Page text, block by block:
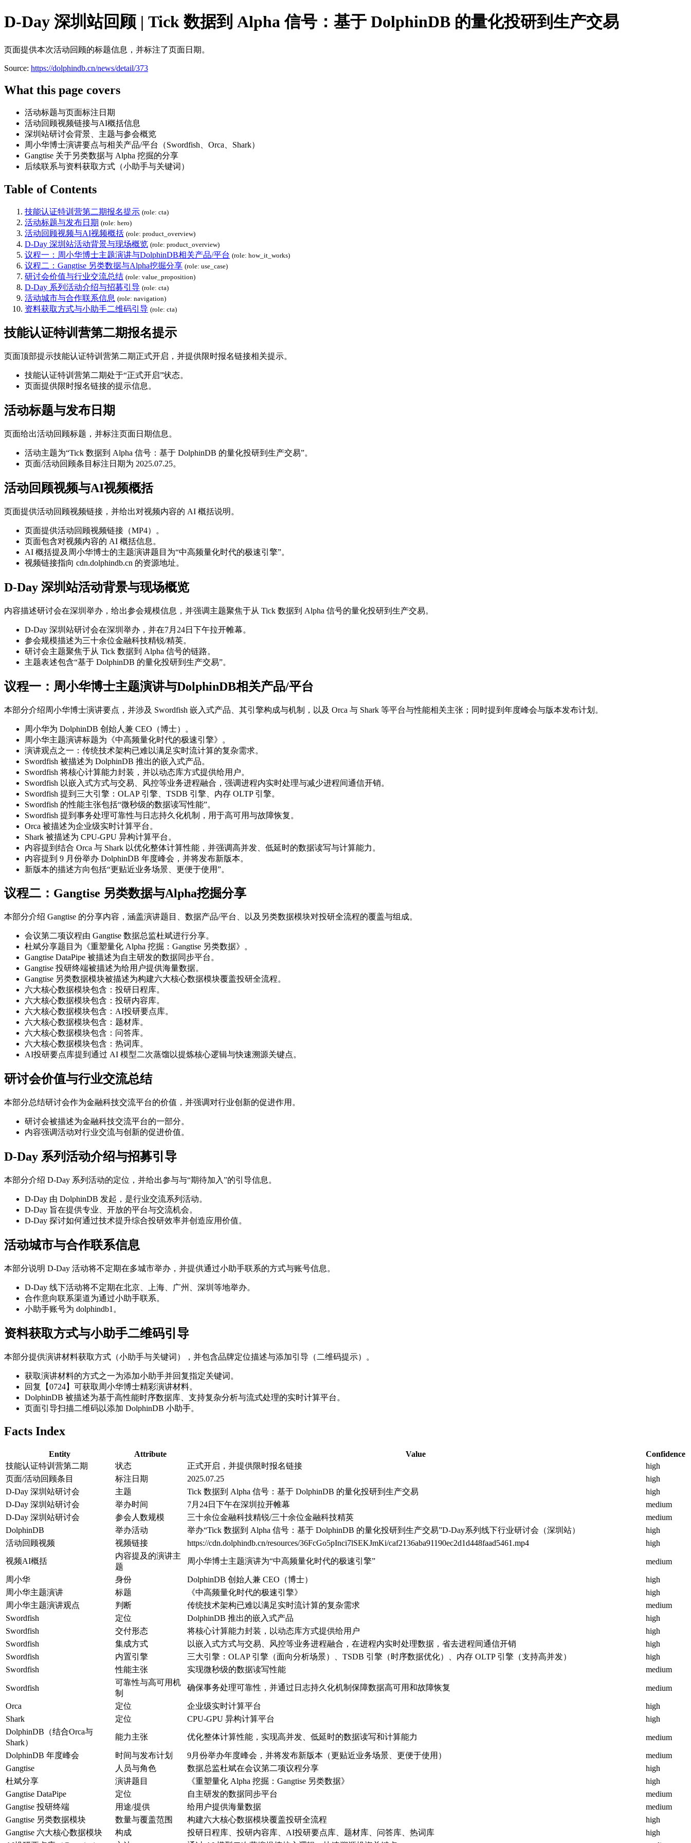
D-Day 深圳站回顾 | Tick 数据到 Alpha 信号：基于 DolphinDB 的量化投研到生产交易
页面提供本次活动回顾的标题信息，并标注了页面日期。
Source: https://dolphindb.cn/news/detail/373
What this page covers
活动标题与页面标注日期
活动回顾视频链接与AI概括信息
深圳站研讨会背景、主题与参会概览
周小华博士演讲要点与相关产品/平台（Swordfish、Orca、Shark）
Gangtise 关于另类数据与 Alpha 挖掘的分享
后续联系与资料获取方式（小助手与关键词）
Table of Contents
技能认证特训营第二期报名提示 (role: cta)
活动标题与发布日期 (role: hero)
活动回顾视频与AI视频概括 (role: product_overview)
D-Day 深圳站活动背景与现场概览 (role: product_overview)
议程一：周小华博士主题演讲与DolphinDB相关产品/平台 (role: how_it_works)
议程二：Gangtise 另类数据与Alpha挖掘分享 (role: use_case)
研讨会价值与行业交流总结 (role: value_proposition)
D-Day 系列活动介绍与招募引导 (role: cta)
活动城市与合作联系信息 (role: navigation)
资料获取方式与小助手二维码引导 (role: cta)
技能认证特训营第二期报名提示
页面顶部提示技能认证特训营第二期正式开启，并提供限时报名链接相关提示。
技能认证特训营第二期处于“正式开启”状态。
页面提供限时报名链接的提示信息。
活动标题与发布日期
页面给出活动回顾标题，并标注页面日期信息。
活动主题为“Tick 数据到 Alpha 信号：基于 DolphinDB 的量化投研到生产交易”。
页面/活动回顾条目标注日期为 2025.07.25。
活动回顾视频与AI视频概括
页面提供活动回顾视频链接，并给出对视频内容的 AI 概括说明。
页面提供活动回顾视频链接（MP4）。
页面包含对视频内容的 AI 概括信息。
AI 概括提及周小华博士的主题演讲题目为“中高频量化时代的极速引擎”。
视频链接指向 cdn.dolphindb.cn 的资源地址。
D-Day 深圳站活动背景与现场概览
内容描述研讨会在深圳举办，给出参会规模信息，并强调主题聚焦于从 Tick 数据到 Alpha 信号的量化投研到生产交易。
D-Day 深圳站研讨会在深圳举办，并在7月24日下午拉开帷幕。
参会规模描述为三十余位金融科技精锐/精英。
研讨会主题聚焦于从 Tick 数据到 Alpha 信号的链路。
主题表述包含“基于 DolphinDB 的量化投研到生产交易”。
议程一：周小华博士主题演讲与DolphinDB相关产品/平台
本部分介绍周小华博士演讲要点，并涉及 Swordfish 嵌入式产品、其引擎构成与机制，以及 Orca 与 Shark 等平台与性能相关主张；同时提到年度峰会与版本发布计划。
周小华为 DolphinDB 创始人兼 CEO（博士）。
周小华主题演讲标题为《中高频量化时代的极速引擎》。
演讲观点之一：传统技术架构已难以满足实时流计算的复杂需求。
Swordfish 被描述为 DolphinDB 推出的嵌入式产品。
Swordfish 将核心计算能力封装，并以动态库方式提供给用户。
Swordfish 以嵌入式方式与交易、风控等业务进程融合，强调进程内实时处理与减少进程间通信开销。
Swordfish 提到三大引擎：OLAP 引擎、TSDB 引擎、内存 OLTP 引擎。
Swordfish 的性能主张包括“微秒级的数据读写性能”。
Swordfish 提到事务处理可靠性与日志持久化机制，用于高可用与故障恢复。
Orca 被描述为企业级实时计算平台。
Shark 被描述为 CPU-GPU 异构计算平台。
内容提到结合 Orca 与 Shark 以优化整体计算性能，并强调高并发、低延时的数据读写与计算能力。
内容提到 9 月份举办 DolphinDB 年度峰会，并将发布新版本。
新版本的描述方向包括“更贴近业务场景、更便于使用”。
议程二：Gangtise 另类数据与Alpha挖掘分享
本部分介绍 Gangtise 的分享内容，涵盖演讲题目、数据产品/平台、以及另类数据模块对投研全流程的覆盖与组成。
会议第二项议程由 Gangtise 数据总监杜斌进行分享。
杜斌分享题目为《重塑量化 Alpha 挖掘：Gangtise 另类数据》。
Gangtise DataPipe 被描述为自主研发的数据同步平台。
Gangtise 投研终端被描述为给用户提供海量数据。
Gangtise 另类数据模块被描述为构建六大核心数据模块覆盖投研全流程。
六大核心数据模块包含：投研日程库。
六大核心数据模块包含：投研内容库。
六大核心数据模块包含：AI投研要点库。
六大核心数据模块包含：题材库。
六大核心数据模块包含：问答库。
六大核心数据模块包含：热词库。
AI投研要点库提到通过 AI 模型二次蒸馏以提炼核心逻辑与快速溯源关键点。
研讨会价值与行业交流总结
本部分总结研讨会作为金融科技交流平台的价值，并强调对行业创新的促进作用。
研讨会被描述为金融科技交流平台的一部分。
内容强调活动对行业交流与创新的促进价值。
D-Day 系列活动介绍与招募引导
本部分介绍 D-Day 系列活动的定位，并给出参与与“期待加入”的引导信息。
D-Day 由 DolphinDB 发起，是行业交流系列活动。
D-Day 旨在提供专业、开放的平台与交流机会。
D-Day 探讨如何通过技术提升综合投研效率并创造应用价值。
活动城市与合作联系信息
本部分说明 D-Day 活动将不定期在多城市举办，并提供通过小助手联系的方式与账号信息。
D-Day 线下活动将不定期在北京、上海、广州、深圳等地举办。
合作意向联系渠道为通过小助手联系。
小助手账号为 dolphindb1。
资料获取方式与小助手二维码引导
本部分提供演讲材料获取方式（小助手与关键词），并包含品牌定位描述与添加引导（二维码提示）。
获取演讲材料的方式之一为添加小助手并回复指定关键词。
回复【0724】可获取周小华博士精彩演讲材料。
DolphinDB 被描述为基于高性能时序数据库、支持复杂分析与流式处理的实时计算平台。
页面引导扫描二维码以添加 DolphinDB 小助手。
Facts Index
Entity Attribute Value
Confidence
技能认证特训营第二期
状态 正式开启，并提供限时报名链接
high
页面/活动回顾条目
标注日期 2025.07.25
high
D-Day 深圳站研讨会
主题 Tick 数据到 Alpha 信号：基于 DolphinDB 的量化投研到生产交易
high
D-Day 深圳站研讨会
举办时间 7月24日下午在深圳拉开帷幕
medium
D-Day 深圳站研讨会
参会人数规模 三十余位金融科技精锐/三十余位金融科技精英
medium
DolphinDB
举办活动 举办“Tick 数据到 Alpha 信号：基于 DolphinDB 的量化投研到生产交易”D-Day系列线下行业研讨会（深圳站）
high
活动回顾视频
视频链接 https://cdn.dolphindb.cn/resources/36FcGo5pInci7lSEKJmKi/caf2136aba91190ec2d1d448faad5461.mp4 high
视频AI概括
内容提及的演讲主
题
周小华博士主题演讲为“中高频量化时代的极速引擎” medium
周小华 身份 DolphinDB 创始人兼 CEO（博士）
high
周小华主题演讲
标题 《中高频量化时代的极速引擎》
high
周小华主题演讲观点
判断 传统技术架构已难以满足实时流计算的复杂需求
medium
Swordfish
定位 DolphinDB 推出的嵌入式产品
high
Swordfish
交付形态 将核心计算能力封装，以动态库方式提供给用户
high
Swordfish
集成方式 以嵌入式方式与交易、风控等业务进程融合，在进程内实时处理数据，省去进程间通信开销
high
Swordfish
内置引擎 三大引擎：OLAP 引擎（面向分析场景）、TSDB 引擎（时序数据优化）、内存 OLTP 引擎（支持高并发）
high
Swordfish
性能主张 实现微秒级的数据读写性能 medium
Swordfish
可靠性与高可用机
制
确保事务处理可靠性，并通过日志持久化机制保障数据高可用和故障恢复 medium
Orca 定位 企业级实时计算平台
high
Shark
定位 CPU-GPU 异构计算平台
high
DolphinDB（结合Orca与
Shark）
能力主张 优化整体计算性能，实现高并发、低延时的数据读写和计算能力 medium
DolphinDB 年度峰会 时间与发布计划 9月份举办年度峰会，并将发布新版本（更贴近业务场景、更便于使用）
medium
Gangtise
人员与角色 数据总监杜斌在会议第二项议程分享
high
杜斌分享
演讲题目 《重塑量化 Alpha 挖掘：Gangtise 另类数据》
high
Gangtise DataPipe
定位 自主研发的数据同步平台
medium
Gangtise 投研终端
用途/提供 给用户提供海量数据
medium
Gangtise 另类数据模块
数量与覆盖范围 构建六大核心数据模块覆盖投研全流程
high
Gangtise 六大核心数据模块
构成 投研日程库、投研内容库、AI投研要点库、题材库、问答库、热词库
high